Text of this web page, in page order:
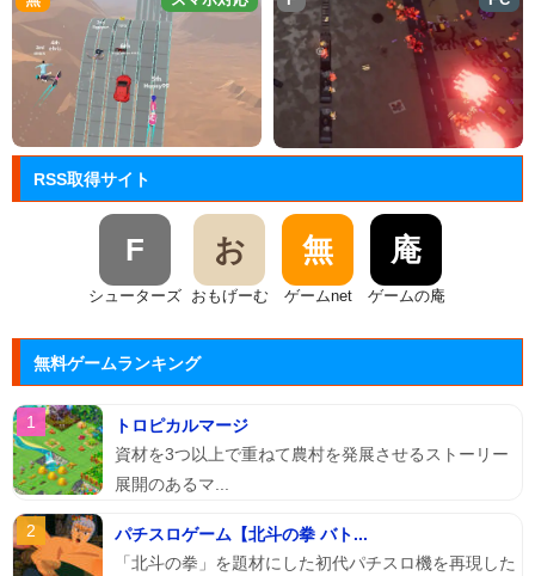
RSS取得サイト
F
シューターズ
お
おもげーむ
無
ゲームnet
庵
ゲームの庵
無料ゲームランキング
トロピカルマージ
資材を3つ以上で重ねて農村を発展させるストーリー
展開のあるマ...
パチスロゲーム【北斗の拳 バト...
「北斗の拳」を題材にした初代パチスロ機を再現した